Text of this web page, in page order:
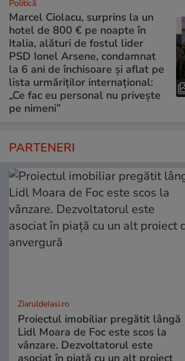
Politică
Marcel Ciolacu, surprins la un
hotel de 800 € pe noapte în
Italia, alături de fostul lider
PSD Ionel Arsene, condamnat
la 6 ani de închisoare și aflat pe
lista urmăriților internațional:
„Ce fac eu personal nu privește
pe nimeni”
PARTENERI
ZiaruldeIasi.ro
Proiectul imobiliar pregătit lângă
Lidl Moara de Foc este scos la
vânzare. Dezvoltatorul este
asociat în piață cu un alt proiect